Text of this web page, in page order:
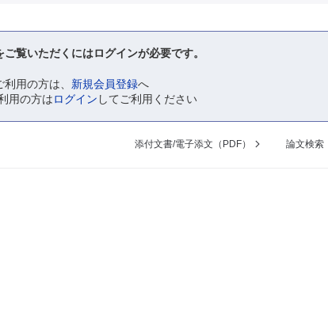
覧いただくにはログインが必要です。
用の方は、 新規会員登録へ
用の方はログイン してご利用ください
添付文書/電子添文（PDF） 論文検索